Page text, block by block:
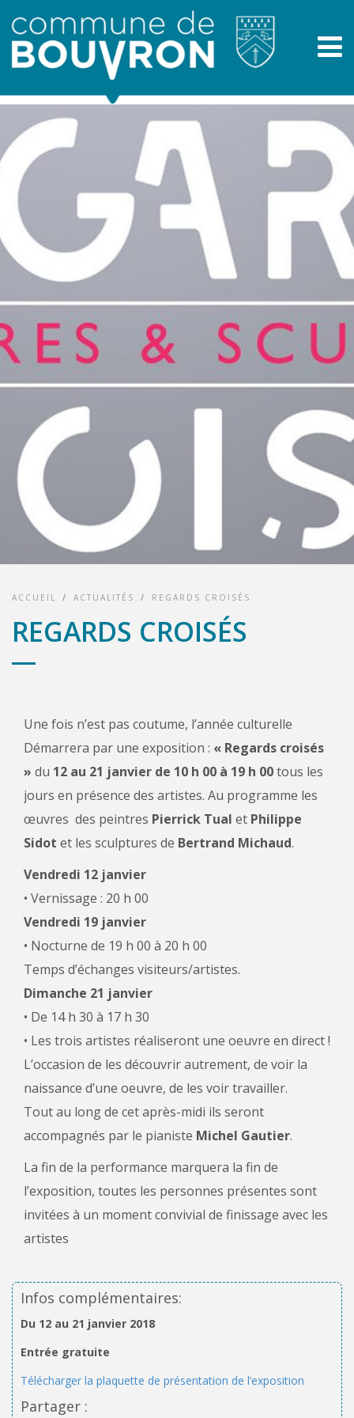
ACCUEIL / ACTUALITÉS / REGARDS CROISÉS
REGARDS CROISÉS
Une fois n’est pas coutume, l’année culturelle
Démarrera par une exposition : « Regards croisés
» du 12 au 21 janvier de 10 h 00 à 19 h 00tous les
jours en présence des artistes. Au programme les
œuvres des peintres Pierrick Tual et Philippe
Sidot et les sculptures de Bertrand Michaud.
Vendredi 12 janvier
• Vernissage : 20 h 00
Vendredi 19 janvier
• Nocturne de 19 h 00 à 20 h 00
Temps d’échanges visiteurs/artistes.
Dimanche 21 janvier
• De 14 h 30 à 17 h 30
• Les trois artistes réaliseront une oeuvre en direct !
L’occasion de les découvrir autrement, de voir la
naissance d’une oeuvre, de les voir travailler.
Tout au long de cet après-midi ils seront
accompagnés par le pianiste Michel Gautier.
La fin de la performance marquera la fin de
l’exposition, toutes les personnes présentes sont
invitées à un moment convivial de finissage avec les
artistes
Infos complémentaires:
Du 12 au 21 janvier 2018
Entrée gratuite
Télécharger la plaquette de présentation de l’exposition
Partager :